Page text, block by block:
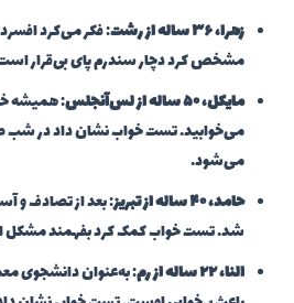
زهرا، ۳۶ ساله از رشت
: فکر می‌کرد
مشخص کرد دچار سندرم پای بی‌قرار
مایکل، ۵۰ ساله از لس‌آنجلس
: همیشه
می‌خوابید. تست خواب نشان داد در شب
می‌شود.
حامد، ۴۰ ساله از تبریز
: بعد از تصادف و
شد. تست خواب کمک کرد بفهمند مشکل
النا، ۲۲ ساله از رم
: به‌عنوان دانشجوی